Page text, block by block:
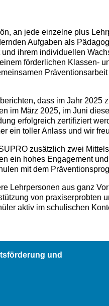
an jede einzelne plus
Aufgaben als
ihrem individuellen
förderlichen Klassen-
dass im Jahr 2025
im März 2025, im Juni
erfolgreich zertifiziert
ein toller Anlass und wir
zusätzlich zwei
ein hohes Engagement
mit dem
Lehrpersonen aus ganz
von praxiserprobten
aktiv im schulischen
und